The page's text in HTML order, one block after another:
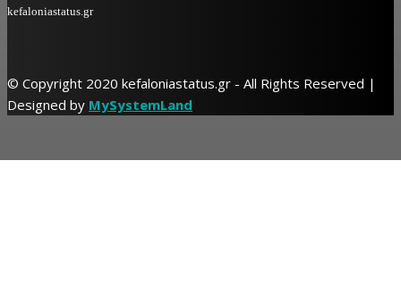
kefaloniastatus.gr
© Copyright 2020 kefaloniastatus.gr - All Rights Reserved |
Designed by MySystemLand